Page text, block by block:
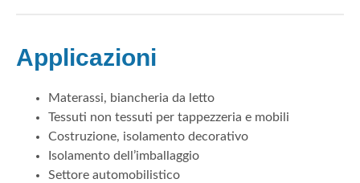
Applicazioni
Materassi, biancheria da letto
Tessuti non tessuti per tappezzeria e mobili
Costruzione, isolamento decorativo
Isolamento dell’imballaggio
Settore automobilistico